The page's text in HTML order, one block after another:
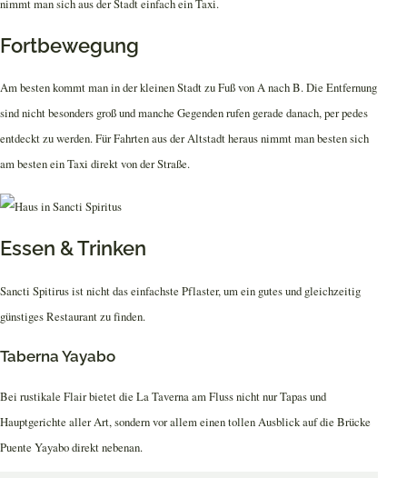
nimmt man sich aus der Stadt einfach ein Taxi.
Fortbewegung
Am besten kommt man in der kleinen Stadt zu Fuß von A nach B. Die Entfernung
sind nicht besonders groß und manche Gegenden rufen gerade danach, per pedes
entdeckt zu werden. Für Fahrten aus der Altstadt heraus nimmt man besten sich
am besten ein Taxi direkt von der Straße.
Essen & Trinken
Sancti Spitirus ist nicht das einfachste Pflaster, um ein gutes und gleichzeitig
günstiges Restaurant zu finden.
Taberna Yayabo
Bei rustikale Flair bietet die La Taverna am Fluss nicht nur Tapas und
Hauptgerichte aller Art, sondern vor allem einen tollen Ausblick auf die Brücke
Puente Yayabo direkt nebenan.